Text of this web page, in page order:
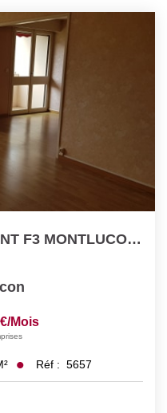
LOCATION APPARTEMENT F3 MONTLUCON Avec Ascenseur
mois
Réf : 5657